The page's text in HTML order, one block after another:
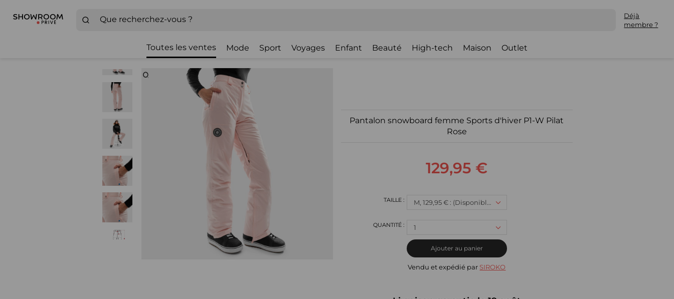
Déjà
membre ?
Toutes les ventes Mode Sport Voyages Enfant Beauté High-tech Maison Outlet
Pantalon snowboard femme Sports d'hiver P1-W Pilat
Rose
129,95 €
M, 129,95 € : (Disponible)
1
Ajouter au panier
Vendu et expédié par SIROKO